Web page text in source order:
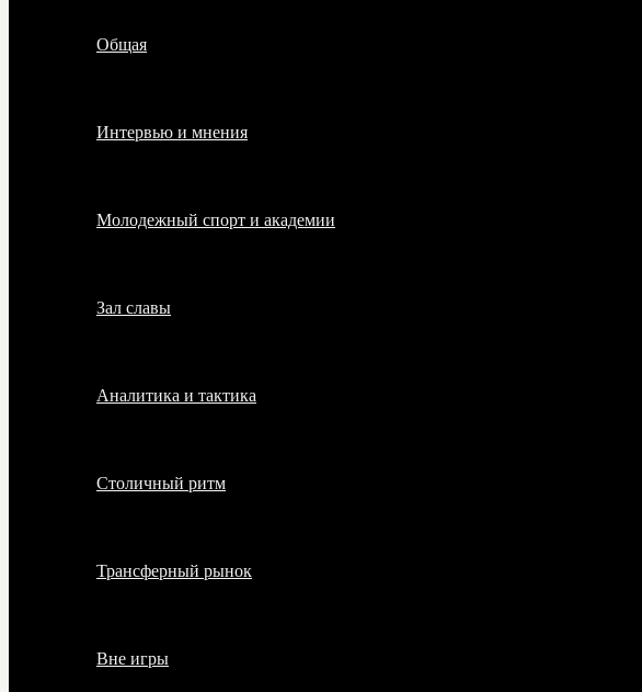
Общая
Интервью и мнения
Молодежный спорт и академии
Зал славы
Аналитика и тактика
Столичный ритм
Трансферный рынок
Вне игры